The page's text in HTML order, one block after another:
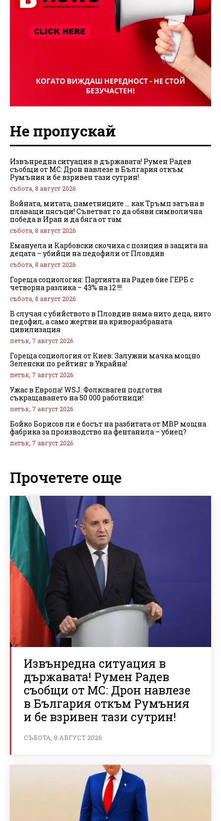
Не пропускай
Извънредна ситуация в държавата! Румен Радев
съобщи от МС: Дрон навлезе в България откъм
Румъния и бе взривен тази сутрин!
събота, 8 август 2026
Войната, митата, паметниците … как Тръмп затъна в
плаващи пясъци! Съветват го да обяви символична
победа в Иран и да бяга от там
събота, 8 август 2026
Емануела и Карбовски скочиха с позиция в защита на
децата – убийци на педофили от Пловдив
събота, 8 август 2026
Гореща социология: Партията на Радев бие ГЕРБ с
четворна разлика – 43% на 12 !!!
събота, 8 август 2026
В случая с убийството в Пловдив няма нито деца, нито
педофил, а само жертви на криворазбраната
цивилизация
петък, 7 август 2026
Гореща социология от Киев: Залужни мачка мощно
Зеленски по рейтинг в Украйна!
петък, 7 август 2026
Ужас в Европа! WSJ: Фолксваген подготвя
съкращаването на 50 000 работници!
петък, 7 август 2026
Бойко Борисов ли е босът на разбитата от МВР мощна
фабрика за производство на фентанила – убиец?
петък, 7 август 2026
Прочетете още
Извънредна ситуация в
държавата! Румен Радев
съобщи от МС: Дрон навлезе
в България откъм Румъния
и бе взривен тази сутрин!
СЪБОТА, 8 АВГУСТ 2026